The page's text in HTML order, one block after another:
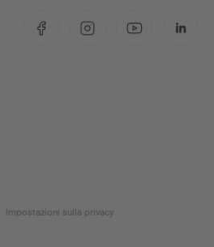
FacebookInstagram
Impostazioni sulla privacy